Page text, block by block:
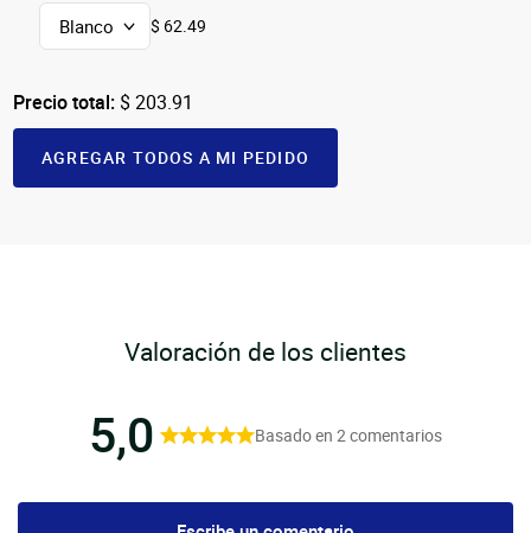
$ 62.49
Precio total: $ 203.91
AGREGAR TODOS A MI PEDIDO
Valoración de los clientes
5,0 Basado en 2 comentarios